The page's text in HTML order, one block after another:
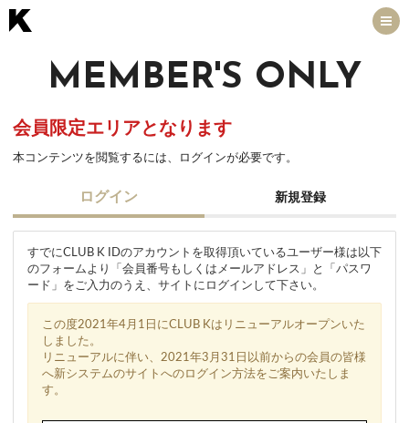
MEMBER'S ONLY
会員限定エリアとなります
本コンテンツを閲覧するには、ログインが必要です。
ログイン 新規登録
すでにCLUB K IDのアカウントを取得頂いているユーザー様は以下
のフォームより「会員番号もしくはメールアドレス」と「パスワ
ード」をご入力のうえ、サイトにログインして下さい。
この度2021年4月1日にCLUB Kはリニューアルオープンいた
しました。
リニューアルに伴い、2021年3月31日以前からの会員の皆様
へ新システムのサイトへのログイン方法をご案内いたしま
す。